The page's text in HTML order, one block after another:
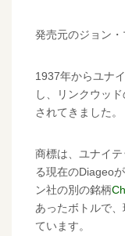
発売元のジョン・
1937年からユナ
し、リンクウッ
されてきました。
商標は、ユナイ
る現在のDiageo
ン社の別の銘柄
あったボトルで
ています。